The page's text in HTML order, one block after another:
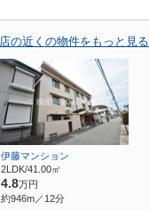
の近くの物件をもっと見る
伊藤マンション
2LDK/41.00㎡
4.8万円
約946m／12分